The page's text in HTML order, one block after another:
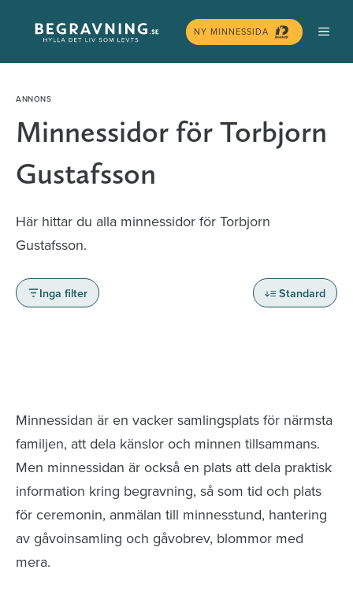
innehåll
NY MINNESSIDA
Minnessidor för Torbjorn
Gustafsson
Här hittar du alla minnessidor för Torbjorn
Gustafsson.
Inga filter Standard
Minnessidan är en vacker samlingsplats för närmsta
familjen, att dela känslor och minnen tillsammans.
Men minnessidan är också en plats att dela praktisk
information kring begravning, så som tid och plats
för ceremonin, anmälan till minnesstund, hantering
av gåvoinsamling och gåvobrev, blommor med
mera.